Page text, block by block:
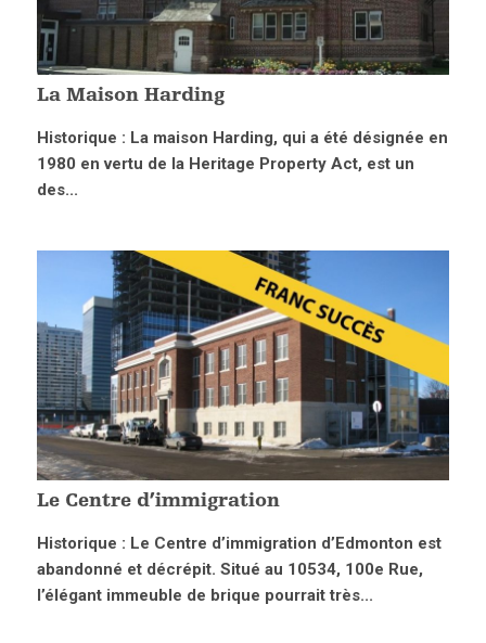
La Maison Harding
Historique : La maison Harding, qui a été désignée en
1980 en vertu de la Heritage Property Act, est un
des...
Le Centre d’immigration
Historique : Le Centre d’immigration d’Edmonton est
abandonné et décrépit. Situé au 10534, 100e Rue,
l’élégant immeuble de brique pourrait très...